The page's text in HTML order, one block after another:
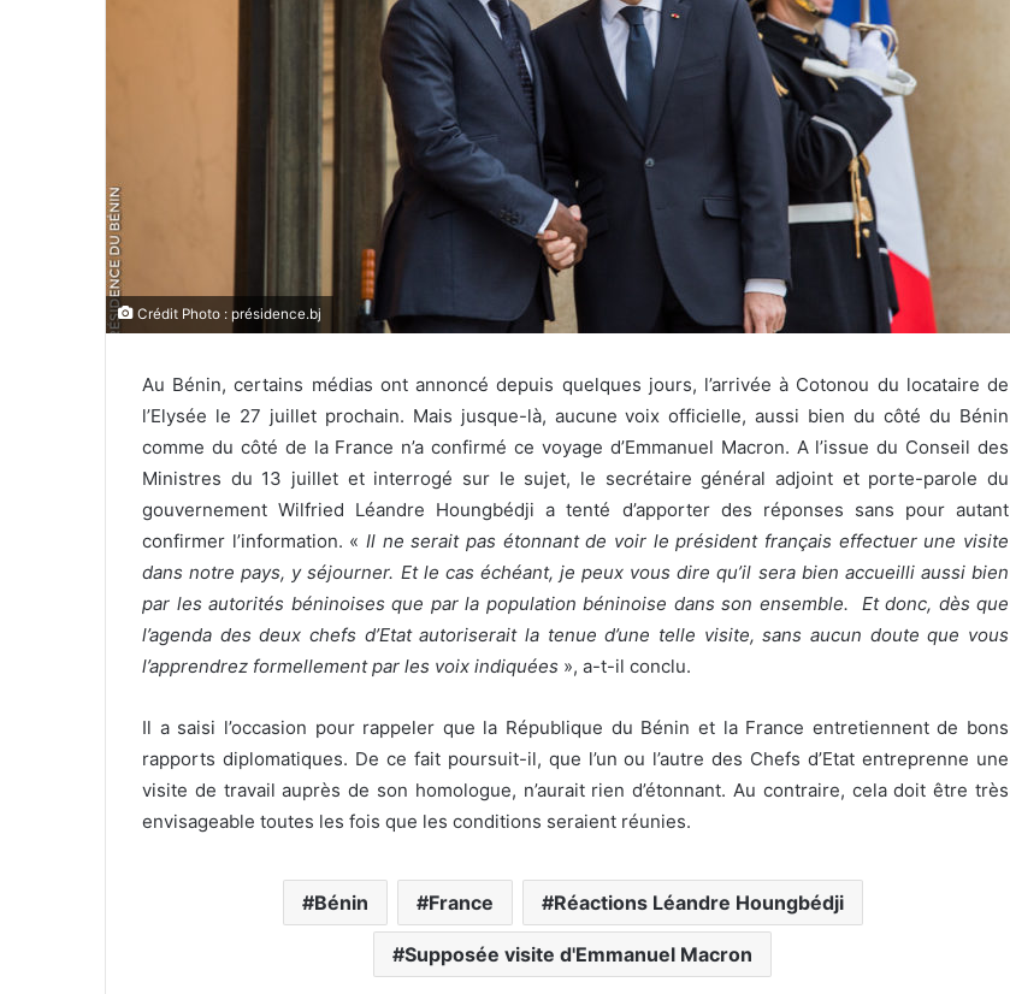
Crédit Photo : présidence.bj
Au Bénin, certains médias ont annoncé depuis quelques jours, l’arrivée à Cotonou du locataire de
l’Elysée le 27 juillet prochain. Mais jusque-là, aucune voix officielle, aussi bien du côté du Bénin
comme du côté de la France n’a confirmé ce voyage d’Emmanuel Macron. A l’issue du Conseil des
Ministres du 13 juillet et interrogé sur le sujet, le secrétaire général adjoint et porte-parole du
gouvernement Wilfried Léandre Houngbédji a tenté d’apporter des réponses sans pour autant
confirmer l’information. « Il ne serait pas étonnant de voir le président français effectuer une visite
dans notre pays, y séjourner. Et le cas échéant, je peux vous dire qu’il sera bien accueilli aussi bien
par les autorités béninoises que par la population béninoise dans son ensemble. Et donc, dès que
l’agenda des deux chefs d’Etat autoriserait la tenue d’une telle visite, sans aucun doute que vous
l’apprendrez formellement par les voix indiquées », a-t-il conclu.
Il a saisi l’occasion pour rappeler que la République du Bénin et la France entretiennent de bons
rapports diplomatiques. De ce fait poursuit-il, que l’un ou l’autre des Chefs d’Etat entreprenne une
visite de travail auprès de son homologue, n’aurait rien d’étonnant. Au contraire, cela doit être très
envisageable toutes les fois que les conditions seraient réunies.
Bénin France Réactions Léandre Houngbédji
Supposée visite d'Emmanuel Macron